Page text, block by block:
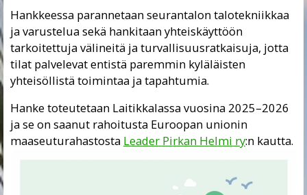
Hankkeessa parannetaan seurantalon talotekniikkaa
ja varustelua sekä hankitaan yhteiskäyttöön
tarkoitettuja välineitä ja turvallisuusratkaisuja, jotta
tilat palvelevat entistä paremmin kyläläisten
yhteisöllistä toimintaa ja tapahtumia.
Hanke toteutetaan Laitikkalassa vuosina 2025–2026
ja se on saanut rahoitusta Euroopan unionin
maaseuturahastosta Leader Pirkan Helmi ry:n kautta.